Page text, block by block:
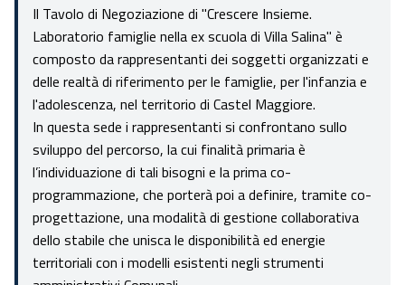
Il Tavolo di Negoziazione di "Crescere Insieme.
Laboratorio famiglie nella ex scuola di Villa Salina" è
composto da rappresentanti dei soggetti organizzati e
delle realtà di riferimento per le famiglie, per l'infanzia e
l'adolescenza, nel territorio di Castel Maggiore.
In questa sede i rappresentanti si confrontano sullo
sviluppo del percorso, la cui finalità primaria è
l’individuazione di tali bisogni e la prima co-
programmazione, che porterà poi a definire, tramite co-
progettazione, una modalità di gestione collaborativa
dello stabile che unisca le disponibilità ed energie
territoriali con i modelli esistenti negli strumenti